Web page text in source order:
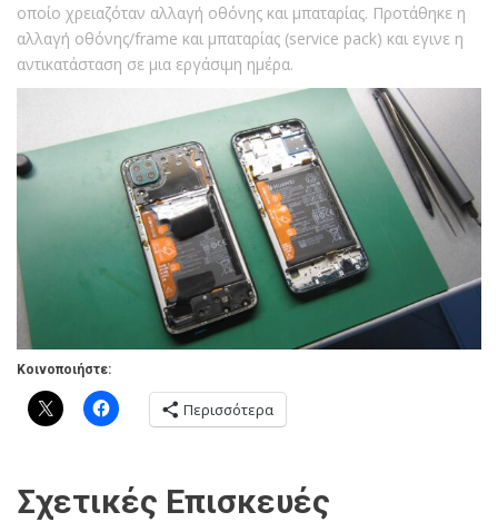
οποίο χρειαζόταν αλλαγή οθόνης και μπαταρίας. Προτάθηκε η
αλλαγή οθόνης/frame και μπαταρίας (service pack) και εγινε η
αντικατάσταση σε μια εργάσιμη ημέρα.
Κοινοποιήστε:
Περισσότερα
Σχετικές Επισκευές